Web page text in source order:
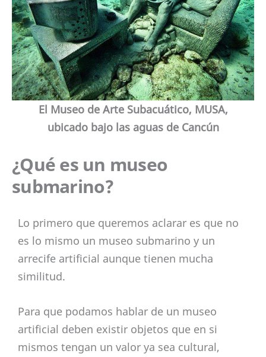
El Museo de Arte Subacuático, MUSA,
ubicado bajo las aguas de Cancún
¿Qué es un museo
submarino?
Lo primero que queremos aclarar es que no
es lo mismo un museo submarino y un
arrecife artificial aunque tienen mucha
similitud.
Para que podamos hablar de un museo
artificial deben existir objetos que en si
mismos tengan un valor ya sea cultural,